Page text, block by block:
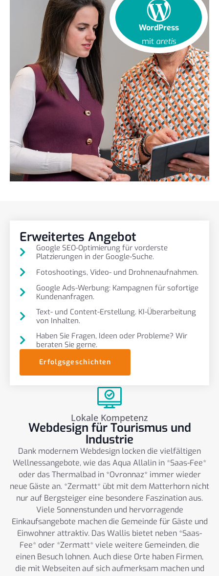
WordPress
mit aretis
Erweitertes Angebot
Google SEO-Optimierung für vorderste
Platzierungen in der Google-Suche.
Fotoshootings, Video- und Drohnenaufnahmen.
Google Ads-Werbung: Kampagnen für sofortige
Kundenanfragen.
Text- und Content-Erstellung. KI-Überarbeitung
von Inhalten.
Haben Sie Fragen, Ideen oder Probleme? Wir
beraten Sie gerne.
Erfolgsgeschichten
Lokale Kompetenz
Webdesign für Tourismus und
Industrie
Dank modernem Webdesign locken die vielfältigen
Wellnessangebote, wie das Aqua Allalin in *Saas-Fee*
oder das Thermalbad in *Ovronnaz* immer wieder
neue Gäste an. *Zermatt* übt mit dem Matterhorn nicht
nur auf Bergsteiger eine besondere Faszination aus.
Viele Sonnenstunden und hervorragende
Einkaufsangebote machen die Gemeinde für Gäste und
Einwohner attraktiv. Das Wallis bietet neben *Saas-
Fee* oder *Zermatt* viele weitere Gemeinden, die
einen Besuch lohnen. Auch diese Orte haben Firmen,
die mit Webseiten auf sich aufmerksam machen und